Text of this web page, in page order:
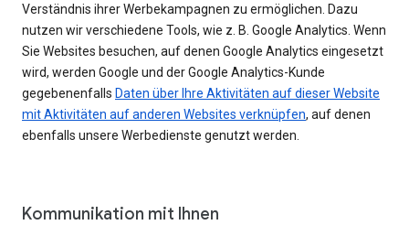
Verständnis ihrer Werbekampagnen zu ermöglichen. Dazu
nutzen wir verschiedene Tools, wie z. B. Google Analytics. Wenn
Sie Websites besuchen, auf denen Google Analytics eingesetzt
wird, werden Google und der Google Analytics-Kunde
gegebenenfalls Daten über Ihre Aktivitäten auf dieser Website
mit Aktivitäten auf anderen Websites verknüpfen, auf denen
ebenfalls unsere Werbedienste genutzt werden.
Kommunikation mit Ihnen